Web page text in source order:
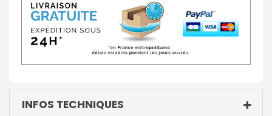
INFOS TECHNIQUES